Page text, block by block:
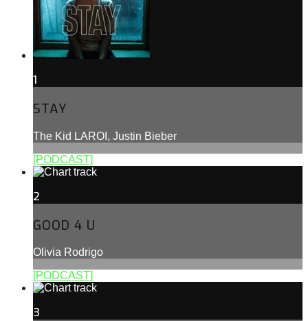
1
STAY
The Kid LAROI, Justin Bieber
[PODCAST]
2
GOOD 4 U
Olivia Rodrigo
[PODCAST]
3